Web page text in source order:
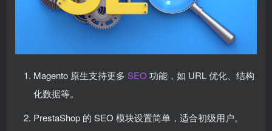
Magento 原生支持更多 SEO 功能，如 URL 优化、结构
化数据等。
PrestaShop 的 SEO 模块设置简单，适合初级用户。